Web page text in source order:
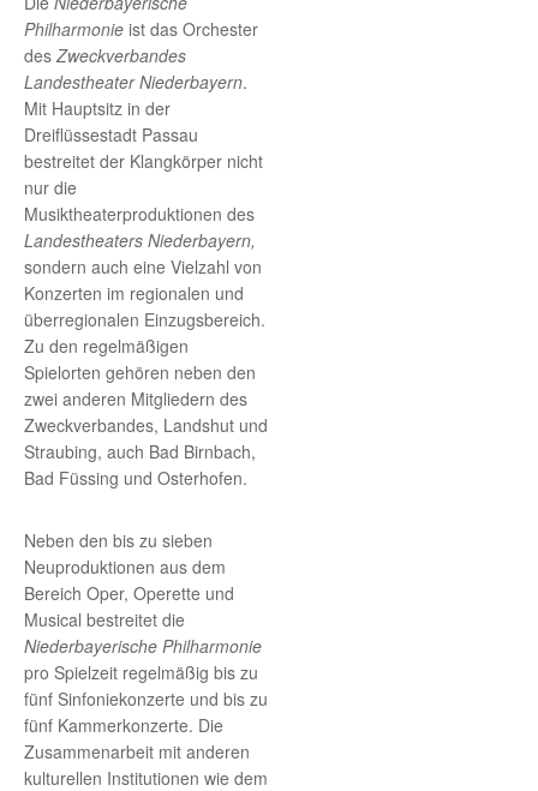
Philharmonie ist das Orchester
desZweckverbandes
Landestheater Niederbayern.
Mit Hauptsitz in der
Dreiflüssestadt Passau
bestreitet der Klangkörper nicht
nur die
Musiktheaterproduktionen des
Landestheaters Niederbayern,
sondern auch eine Vielzahl von
Konzerten im regionalen und
überregionalen Einzugsbereich.
Zu den regelmäßigen
Spielorten gehören neben den
zwei anderen Mitgliedern des
Zweckverbandes, Landshut und
Straubing, auch Bad Birnbach,
Bad Füssing und Osterhofen.
Neben den bis zu sieben
Neuproduktionen aus dem
Bereich Oper, Operette und
Musical bestreitet die
Niederbayerische Philharmonie
pro Spielzeit regelmäßig bis zu
fünf Sinfoniekonzerte und bis zu
fünf Kammerkonzerte. Die
Zusammenarbeit mit anderen
kulturellen Institutionen wie dem